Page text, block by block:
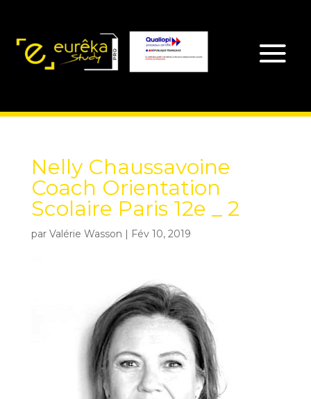
Nelly Chaussavoine
Coach Orientation
Scolaire Paris 12e _ 2
par Valérie Wasson | Fév 10, 2019